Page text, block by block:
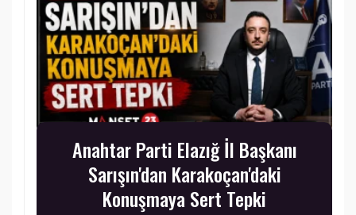
Anahtar Parti Elazığ İl Başkanı
Sarışın'dan Karakoçan'daki
Konuşmaya Sert Tepki